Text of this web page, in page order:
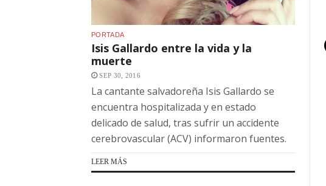
PORTADA
Isis Gallardo entre la vida y la
muerte
SEP 30, 2016
La cantante salvadoreña Isis Gallardo se
encuentra hospitalizada y en estado
delicado de salud, tras sufrir un accidente
cerebrovascular (ACV) informaron fuentes.
LEER MÁS